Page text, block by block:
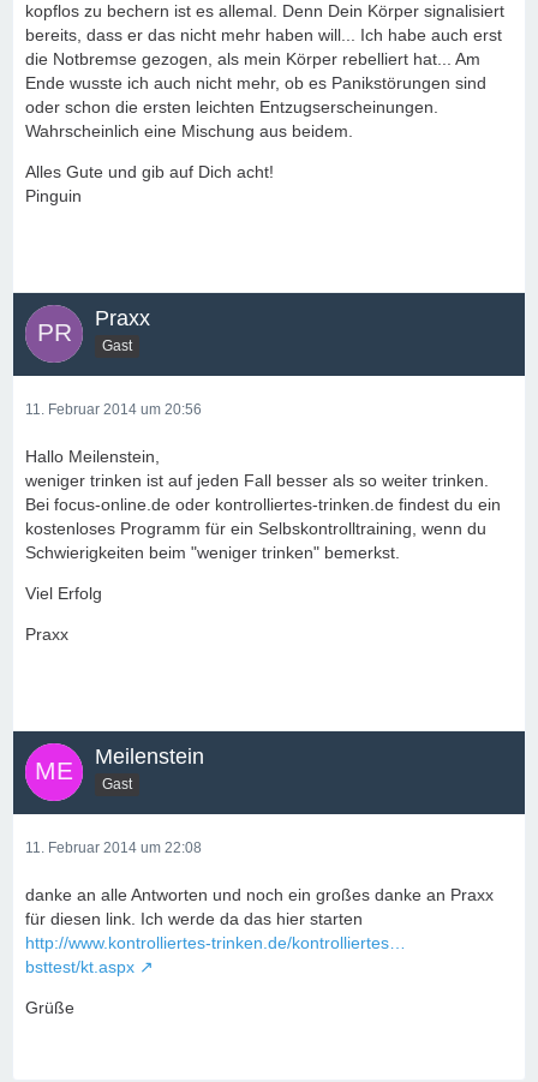
kopflos zu bechern ist es allemal. Denn Dein Körper signalisiert
bereits, dass er das nicht mehr haben will... Ich habe auch erst
die Notbremse gezogen, als mein Körper rebelliert hat... Am
Ende wusste ich auch nicht mehr, ob es Panikstörungen sind
oder schon die ersten leichten Entzugserscheinungen.
Wahrscheinlich eine Mischung aus beidem.
Alles Gute und gib auf Dich acht!
Pinguin
Praxx
Gast
11. Februar 2014 um 20:56
Hallo Meilenstein,
weniger trinken ist auf jeden Fall besser als so weiter trinken.
Bei focus-online.de oder kontrolliertes-trinken.de findest du ein
kostenloses Programm für ein Selbskontrolltraining, wenn du
Schwierigkeiten beim "weniger trinken" bemerkst.
Viel Erfolg
Praxx
Meilenstein
Gast
11. Februar 2014 um 22:08
danke an alle Antworten und noch ein großes danke an Praxx
für diesen link. Ich werde da das hier starten
http://www.kontrolliertes-trinken.de/kontrolliertes…
bsttest/kt.aspx
Grüße